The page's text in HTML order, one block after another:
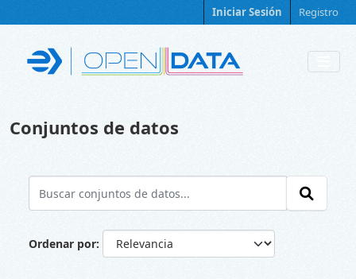
Iniciar Sesión Registro
Conjuntos de datos
Ordenar por